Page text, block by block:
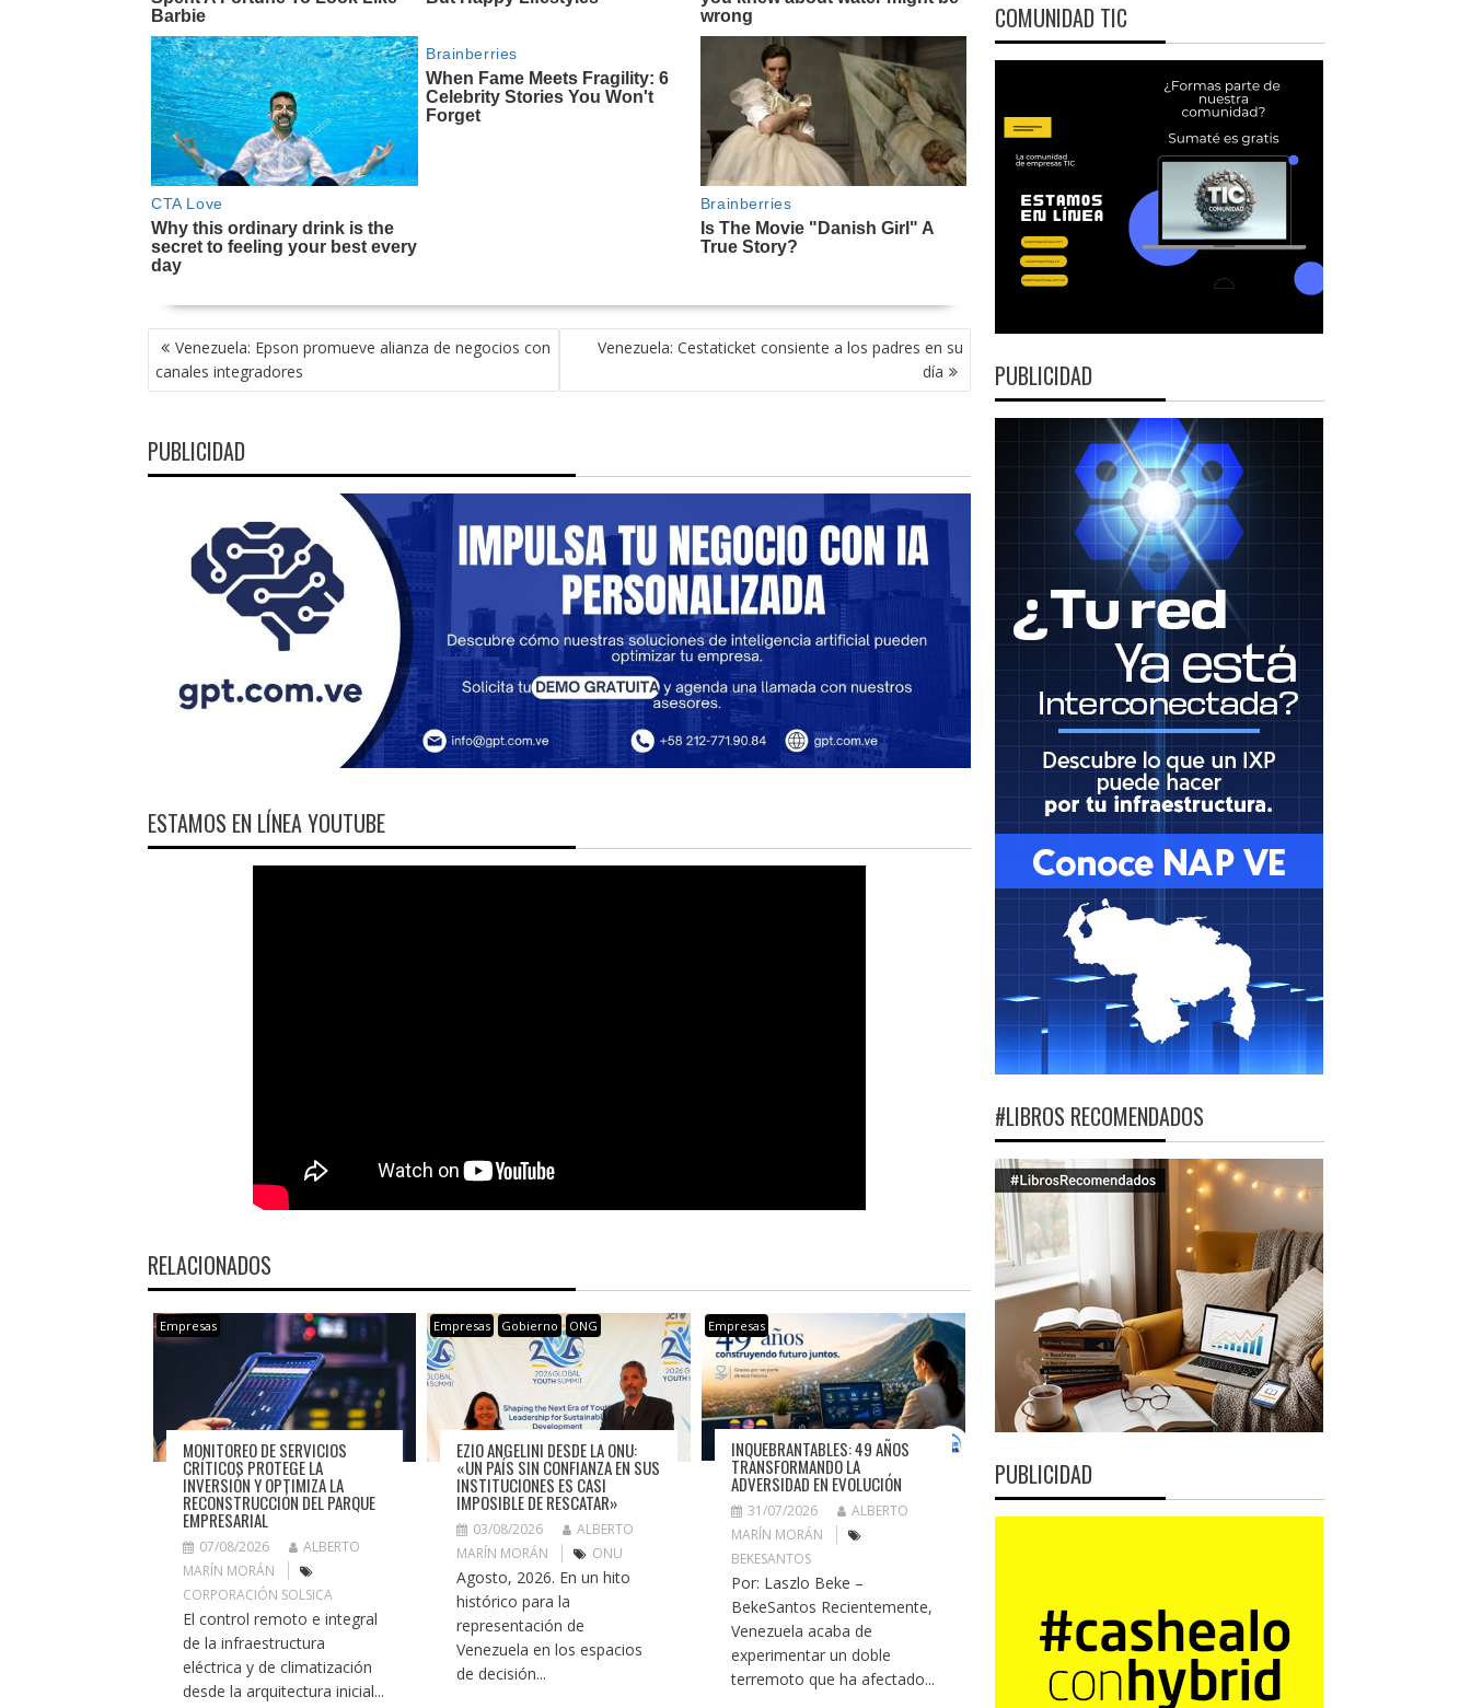
NAVEGACIÓN
DE
ENTRADAS
Venezuela: Epson promueve alianza de negocios con
canales integradores
Venezuela: Cestaticket consiente a los padres en su
día
PUBLICIDAD
ESTAMOS EN LÍNEA YOUTUBE
RELACIONADOS
Empresas
MONITOREO DE SERVICIOS
CRÍTICOS PROTEGE LA
INVERSIÓN Y OPTIMIZA LA
RECONSTRUCCIÓN DEL PARQUE
EMPRESARIAL
07/08/2026
ALBERTO
MARÍN MORÁN
CORPORACIÓN SOLSICA
El control remoto e integral
de la infraestructura
eléctrica y de climatización
desde la arquitectura inicial...
Empresas Gobierno ONG
EZIO ANGELINI DESDE LA ONU:
«UN PAÍS SIN CONFIANZA EN SUS
INSTITUCIONES ES CASI
IMPOSIBLE DE RESCATAR»
03/08/2026
ALBERTO
MARÍN MORÁN
ONU
Agosto, 2026. En un hito
histórico para la
representación de
Venezuela en los espacios
de decisión...
Empresas
INQUEBRANTABLES: 49 AÑOS
TRANSFORMANDO LA
ADVERSIDAD EN EVOLUCIÓN
31/07/2026
ALBERTO
MARÍN MORÁN
BEKESANTOS
Por: Laszlo Beke –
BekeSantos Recientemente,
Venezuela acaba de
experimentar un doble
terremoto que ha afectado...
COMUNIDAD TIC
PUBLICIDAD
#LIBROS RECOMENDADOS
PUBLICIDAD